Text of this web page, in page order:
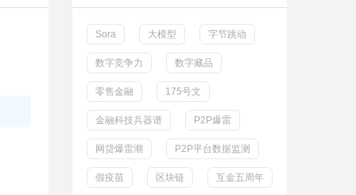
Sora 大模型 字节跳动
数字竞争力 数字藏品
零售金融 175号文
金融科技兵器谱 P2P爆雷
网贷爆雷潮 P2P平台数据监测
假疫苗 区块链 互金五周年